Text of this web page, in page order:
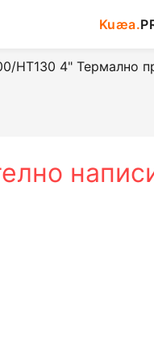
Kuæa.
HT130 4" Термално